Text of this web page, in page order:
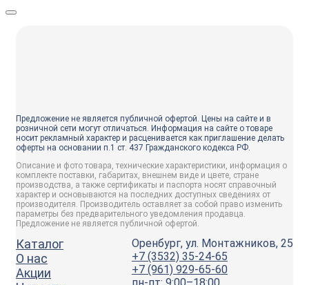
Предложение не является публичной офертой. Цены на сайте и в
розничной сети могут отличаться. Информация на сайте о товаре
носит рекламный характер и расценивается как приглашение делать
оферты на основании п.1 ст. 437 Гражданского кодекса РФ.
Описание и фото товара, технические характеристики, информация о
комплекте поставки, габаритах, внешнем виде и цвете, стране
производства, а также сертификаты и паспорта носят справочный
характер и основываются на последних доступных сведениях от
производителя. Производитель оставляет за собой право изменить
параметры без предварительного уведомления продавца.
Предложение не является публичной офертой.
Каталог
О нас
Акции
Оренбург, ул. Монтажников, 25
+7 (3532) 35-24-65
+7 (961) 929-65-60